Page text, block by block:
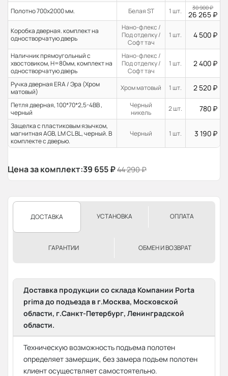
Полотно 700x2000 мм. Белая ST 1 шт. 30 900₽
26 265 ₽
Коробка дверная. комплект на
одностворчатую дверь
Нано-флекс /
Под отделку /
Софт тач
1 шт. 4 500 ₽
Наличник прямоугольный с
хвостовиком, H=80мм, комплект на
одностворчатую дверь
Нано-флекс /
Под отделку /
Софт тач
1 шт. 2 400 ₽
Ручка дверная ERA / Эра (Хром
матовый)
Хром матовый 1 шт. 2 520 ₽
Петля дверная, 100*70*2,5-4ВВ ,
черный
Черный
никель
2 шт. 780 ₽
Защелка с пластиковым язычком,
магнитная AGB, LM CL BL, черный. В
комплекте с дверью.
Черный 1 шт. 3 190 ₽
Цена за комплект:39 655₽44 290₽
ДОСТАВКА УСТАНОВКА ОПЛАТА
ГАРАНТИИ ОБМЕН И ВОЗВРАТ
Доставка продукции со склада Компании Porta
prima до подъезда в г.Москва, Московской
области, г.Санкт-Петербург, Ленинградской
области.
Техническую возможность подъема полотен
определяет замерщик, без замера подъем полотен
клиент осуществляет самостоятельно.